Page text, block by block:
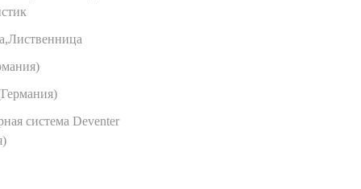
система Deventer